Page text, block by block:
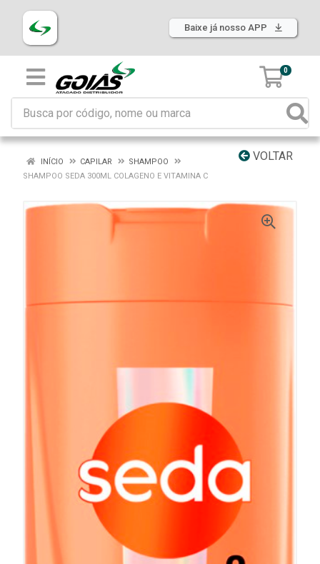
Baixe já nosso APP
0
VOLTAR
INÍCIO CAPILAR
SHAMPOO
SHAMPOO SEDA 300ML COLAGENO E VITAMINA C